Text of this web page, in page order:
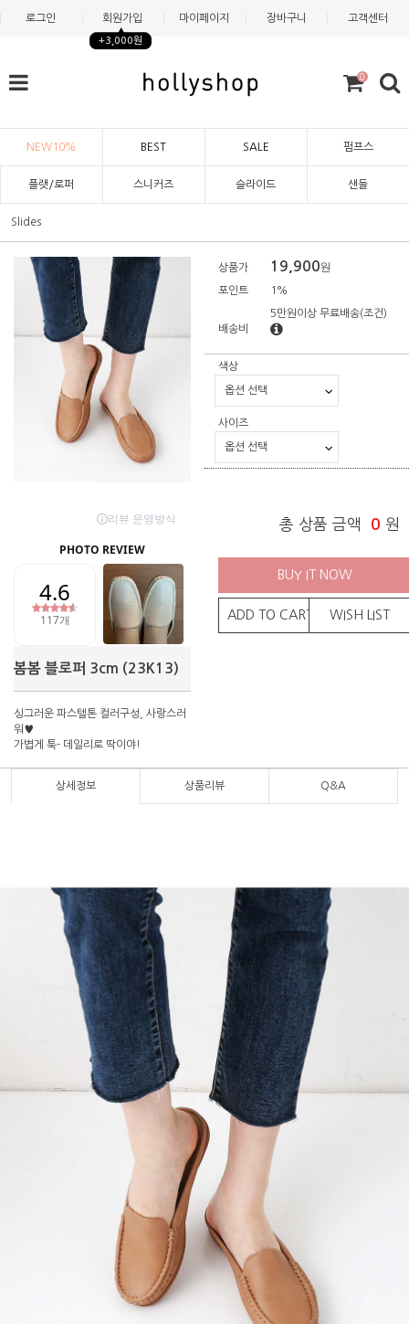
로그인 회원가입
+3,000원
마이페이지 장바구니 고객센터
0
NEW10% BEST SALE 펌프스
플랫/로퍼 스니커즈 슬라이드 샌들
Slides
봄봄 블로퍼 3cm (23K13)
싱그러운 파스텔톤 컬러구성, 사랑스러
워♥
가볍게 툭- 데일리로 딱이야!
상품가 19,900원
포인트 1%
배송비
5만원이상 무료배송(조건)
색상
사이즈
총 상품 금액 0 원
BUY IT NOW
ADD TO CART WISH LIST
상세정보 상품리뷰 Q&A